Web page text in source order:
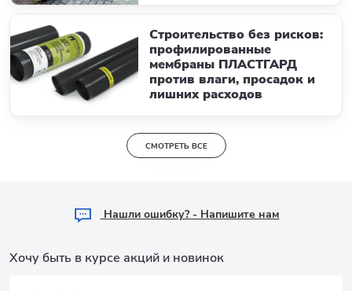
Строительство без рисков:
профилированные
мембраны ПЛАСТГАРД
против влаги, просадок и
лишних расходов
СМОТРЕТЬ ВСЕ
Hашли ошибку? - Напишите нам
Хочу быть в курсе акций и новинок